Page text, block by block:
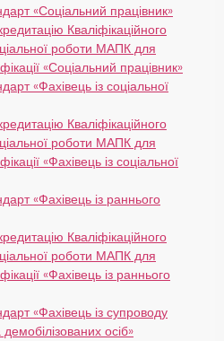
«Соціальний працівник»
Кваліфікаційного
роботи МАПК для
«Соціальний працівник»
«Фахівець із соціальної
Кваліфікаційного
роботи МАПК для
«Фахівець із соціальної
«Фахівець із раннього
Кваліфікаційного
роботи МАПК для
«Фахівець із раннього
«Фахівець із супроводу
осіб»